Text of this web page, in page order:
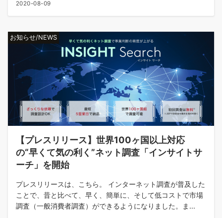
2020-08-09
お知らせ/NEWS
【プレスリリース】世界100ヶ国以上対応
の“早くて気の利く”ネット調査「インサイトサ
ーチ」を開始
プレスリリースは、こちら。 インターネット調査が普及した
ことで、昔と比べて、早く、簡単に、そして低コストで市場
調査（一般消費者調査）ができるようになりました。ま...